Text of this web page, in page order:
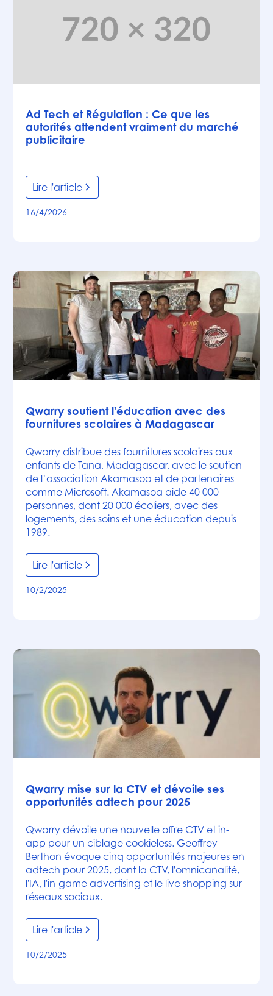
Ad Tech et Régulation : Ce que les
autorités attendent vraiment du marché
publicitaire
Lire l'article
16/4/2026
Qwarry soutient l'éducation avec des
fournitures scolaires à Madagascar
Qwarry distribue des fournitures scolaires aux
enfants de Tana, Madagascar, avec le soutien
de l’association Akamasoa et de partenaires
comme Microsoft. Akamasoa aide 40 000
personnes, dont 20 000 écoliers, avec des
logements, des soins et une éducation depuis
1989.
Lire l'article
10/2/2025
Qwarry mise sur la CTV et dévoile ses
opportunités adtech pour 2025
Qwarry dévoile une nouvelle offre CTV et in-
app pour un ciblage cookieless. Geoffrey
Berthon évoque cinq opportunités majeures en
adtech pour 2025, dont la CTV, l'omnicanalité,
l'IA, l'in-game advertising et le live shopping sur
réseaux sociaux.
Lire l'article
10/2/2025